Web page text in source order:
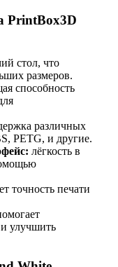
PrintBox3D
стол, что
размеров.
способность
различных
PETG, и другие.
лёгкость в
точность печати
улучшить